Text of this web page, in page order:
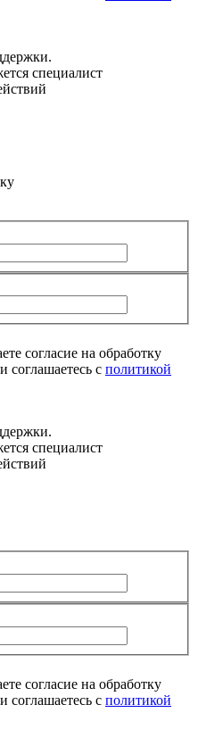
специалист
согласие на обработку
соглашаетесь с политикой
специалист
согласие на обработку
соглашаетесь с политикой